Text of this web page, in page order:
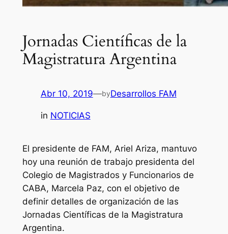
Jornadas Científicas de la
Magistratura Argentina
Abr 10, 2019—byDesarrollos FAM
in NOTICIAS
El presidente de FAM, Ariel Ariza, mantuvo
hoy una reunión de trabajo presidenta del
Colegio de Magistrados y Funcionarios de
CABA, Marcela Paz, con el objetivo de
definir detalles de organización de las
Jornadas Científicas de la Magistratura
Argentina.